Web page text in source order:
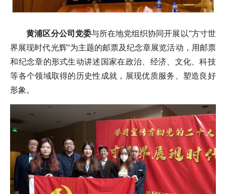
黄浦区分公司党委与所在地党组织协同开展以“方寸世
界展现时代光辉”为主题的邮票及纪念章展览活动，用邮票
和纪念章的形式生动讲述国家在政治、经济、文化、科技
等各个领域取得的历史性成就，展现优质服务、塑造良好
形象。